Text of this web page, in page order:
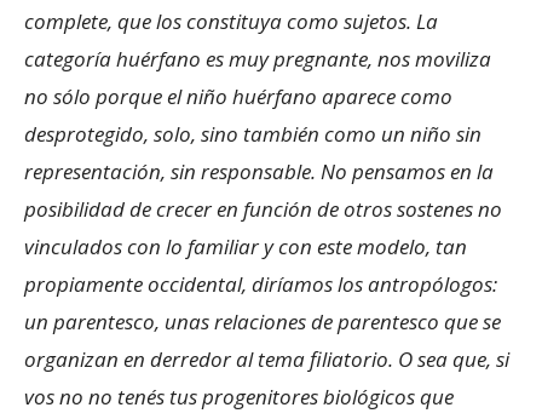
complete, que los constituya como sujetos. La
categoría huérfano es muy pregnante, nos moviliza
no sólo porque el niño huérfano aparece como
desprotegido, solo, sino también como un niño sin
representación, sin responsable. No pensamos en la
posibilidad de crecer en función de otros sostenes no
vinculados con lo familiar y con este modelo, tan
propiamente occidental, diríamos los antropólogos:
un parentesco, unas relaciones de parentesco que se
organizan en derredor al tema filiatorio. O sea que, si
vos no no tenés tus progenitores biológicos que